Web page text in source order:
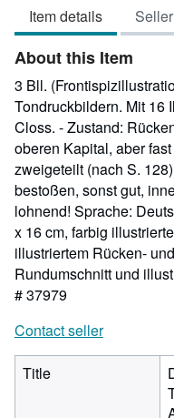
Item details
About this Item
3 Bll.
Tondruckbildern. Mit 16
Closs. - Zustand:
oberen Kapital, aber
zweigeteilt (nach S.
bestoßen, sonst gut,
lohnend! Sprache:
x 16 cm, farbig
illustriertem Rücken-
Rundumschnitt und
# 37979
Contact seller
Title